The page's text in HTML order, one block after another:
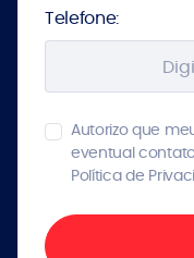
Telefone:
Autorizo que
eventual
Política de